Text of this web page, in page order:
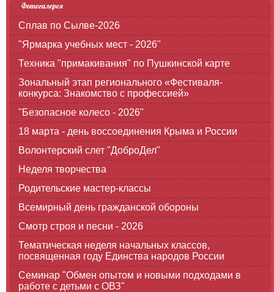
Фотогалерея
Сплав по Сылве-2026
"Ярмарка учебных мест - 2026"
Техника "примакивания" по Пушкинской карте
Зональный этап регионального «Фестиваля-
конкурса: Знакомство с профессией»
"Безопасное колесо - 2026"
18 марта - день воссоединения Крыма и России
Волонтерский слет "ДоброДел"
Неделя творчества
Родительские мастер-классы
Всемирный день гражданской обороны
Смотр строя и песни - 2026
Тематическая неделя начальных классов,
посвященная году Единства народов России
Семинар "Обмен опытом и новыми подходами в
работе с детьми с ОВЗ"